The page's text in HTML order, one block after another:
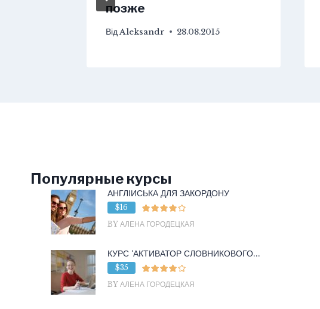
позже
ВідAleksandr 28.08.2015
Популярные курсы
АНГЛІЙСЬКА ДЛЯ ЗАКОРДОНУ
$16
BY АЛЕНА ГОРОДЕЦКАЯ
КУРС ‘АКТИВАТОР СЛОВНИКОВОГО...
$35
BY АЛЕНА ГОРОДЕЦКАЯ